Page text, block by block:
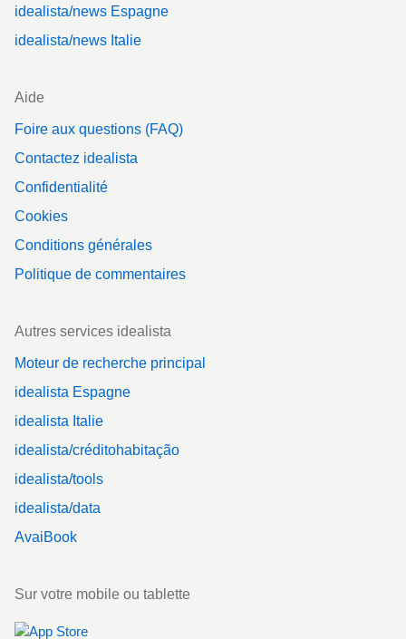
idealista/news Espagne
idealista/news Italie
Aide
Foire aux questions (FAQ)
Contactez idealista
Confidentialité
Cookies
Conditions générales
Politique de commentaires
Autres services idealista
Moteur de recherche principal
idealista Espagne
idealista Italie
idealista/créditohabitação
idealista/tools
idealista/data
AvaiBook
Sur votre mobile ou tablette